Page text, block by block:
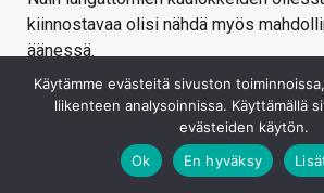
kiinnostavaa olisi nähdä myös
äänessä.
Kirjaudu sisään vastataksesi
Käytämme evästeitä sivuston
liikenteen analysoinnissa. Käyttämällä
evästeiden käytön.
Ok
En hyväksy